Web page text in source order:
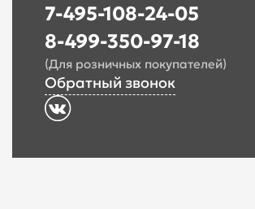
7-495-108-24-05
8-499-350-97-18
(Для розничных покупателей)
Обратный звонок